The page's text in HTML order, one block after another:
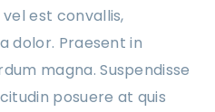
est convallis,
dolor. Praesent in
magna. Suspendisse
posuere at quis